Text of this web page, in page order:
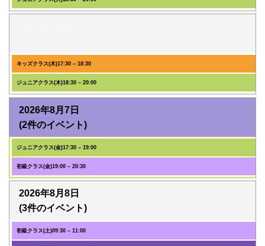
キッズクラス(木)17:30 – 18:30
ジュニアクラス(木)18:30 – 20:00
2026年8月7日
(2件のイベント)
ジュニアクラス(金)17:30 – 19:00
初級クラス(金)19:00 – 20:30
2026年8月8日
(3件のイベント)
初級クラス(土)09:30 – 11:00